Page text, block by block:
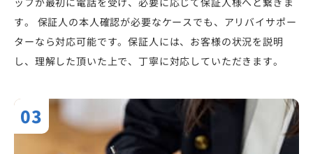
す。 保証人の本人確認が必要なケースでも、アリバイサポー
ターなら対応可能です。保証人には、お客様の状況を説明
し、理解した頂いた上で、丁寧に対応していただきます。
03